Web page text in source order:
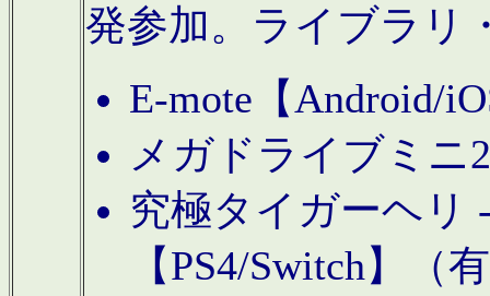
発参加。ライブラリ
E-mote【Android/
メガドライブミニ
究極タイガーヘリ
【PS4/Switch】（